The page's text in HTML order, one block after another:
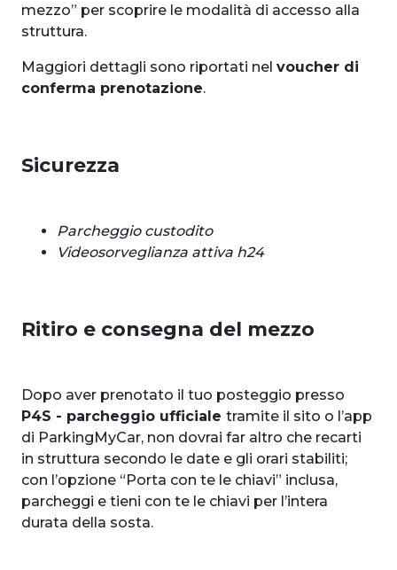
mezzo” per scoprire le modalità di accesso alla
struttura.
Maggiori dettagli sono riportati nel voucher di
conferma prenotazione.
Sicurezza
Parcheggio custodito
Videosorveglianza attiva h24
Ritiro e consegna del mezzo
Dopo aver prenotato il tuo posteggio presso
P4S - parcheggio ufficiale tramite il sito o l’app
di ParkingMyCar, non dovrai far altro che recarti
in struttura secondo le date e gli orari stabiliti;
con l’opzione “Porta con te le chiavi” inclusa,
parcheggi e tieni con te le chiavi per l’intera
durata della sosta.